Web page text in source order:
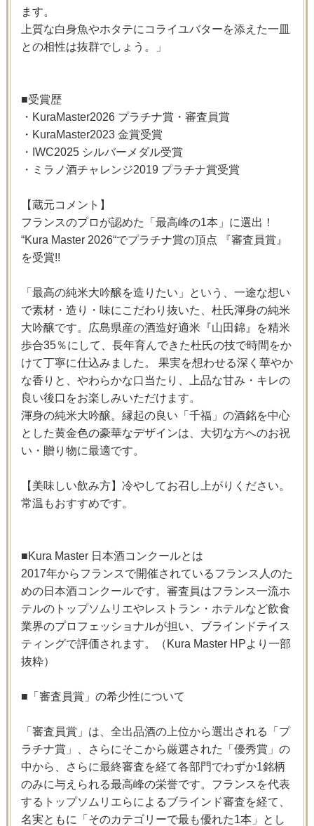
ます。
上質な白身魚やホタテにコライユバターを添えた一皿
との相性は抜群でしょう。」
■受賞歴
・KuraMaster2026 プラチナ賞・審査員賞
・KuraMaster2023 金賞受賞
・IWC2025 シルバーメダル受賞
・ミラノ酒チャレンジ2019 プラチナ賞受賞
【蔵元コメント】
フランスのプロが認めた「最高峰の1本」に選出！
“Kura Master 2026“でプラチナ賞の頂点 『審査員賞』
を受賞!!
「最高の純米大吟醸を造りたい」という、一途な想い
で素材・造り・味にこだわり抜いた、杜氏渾身の純米
大吟醸です。広島県産の酒造好適米『山田錦』を精米
歩合35％にして、長年育んできた杜氏の技で時間をか
けて丁寧に仕込みました。 果実を想わせる深く華やか
な香りと、やわらかな口当たり、上品な甘み・キレの
良い後口をお楽しみいただけます。
渾身の純米大吟醸。縁起の良い「千福」の酒銘を中心
とした黄金色の豪華なデザインは、大切な方へのお祝
い・贈り物に最適です。
【美味しい飲み方】冷やしてお召し上がりください。
常温もおすすめです。
■Kura Master 日本酒コンクールとは
2017年からフランスで開催されているフランス人のた
めの日本酒コンクールです。審査員はフランス一流ホ
テルのトップソムリエやレストラン・ホテルなど飲食
業界のプロフェッショナルが担い、ブラインドテイス
ティングで評価されます。（Kura Master HPより一部
抜粋）
■「審査員賞」の希少性について
「審査員賞」は、全出品酒の上位から選出される「プ
ラチナ賞」、さらにそこから厳選された「優秀賞」の
中から、さらに最終審査を経て各部門でわずか1銘柄
のみに与えられる最高峰の栄誉です。フランスを代表
するトップソムリエらによるブラインド審査を経て、
名実ともに「そのカテゴリーで最も優れた1本」とし